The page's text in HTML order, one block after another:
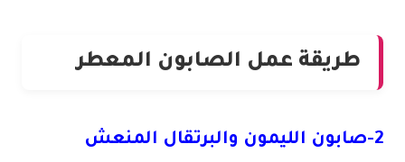
طريقة عمل الصابون المعطر
2-صابون الليمون والبرتقال المنعش